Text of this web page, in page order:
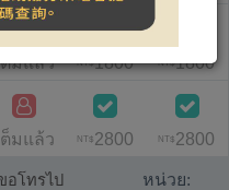
ต็มแล้ว NT$1800 NT$1800
ต็มแล้ว NT$ 2800 NT$ 2800
อโทรไป
หน่วย: